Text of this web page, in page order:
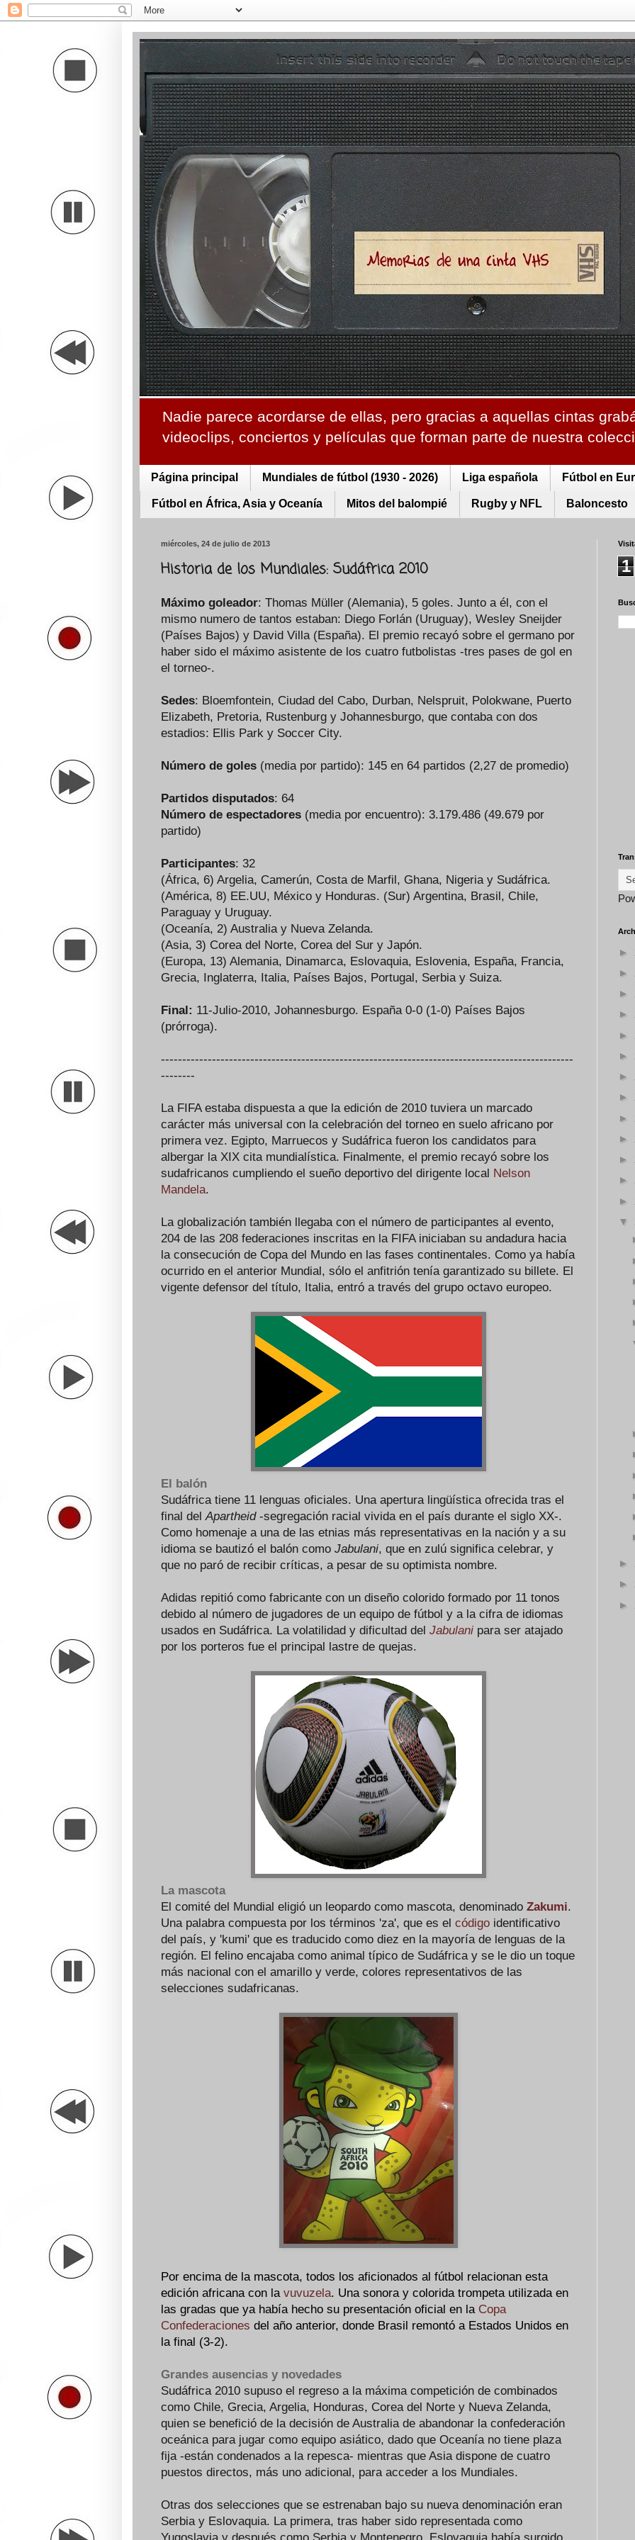
Nadie parece acordarse de ellas, pero gracias a aquellas cintas
videoclips, conciertos y películas que forman parte de nuestra
Página principal Mundiales de fútbol (1930 - 2026) Liga española Fútbol en
Fútbol en África, Asia y Oceanía Mitos del balompié Rugby y NFL Baloncesto
miércoles, 24 de julio de 2013
Historia de los Mundiales: Sudáfrica 2010
Máximo goleador: Thomas Müller (Alemania), 5 goles. Junto a él, con el
mismo numero de tantos estaban: Diego Forlán (Uruguay), Wesley Sneijder
(Países Bajos) y David Villa (España). El premio recayó sobre el germano por
haber sido el máximo asistente de los cuatro futbolistas -tres pases de gol en
el torneo-.
Sedes: Bloemfontein, Ciudad del Cabo, Durban, Nelspruit, Polokwane, Puerto
Elizabeth, Pretoria, Rustenburg y Johannesburgo, que contaba con dos
estadios: Ellis Park y Soccer City.
Número de goles (media por partido): 145 en 64 partidos (2,27 de promedio)
Partidos disputados: 64
Número de espectadores (media por encuentro): 3.179.486 (49.679 por
partido)
Participantes: 32
(África, 6) Argelia, Camerún, Costa de Marfil, Ghana, Nigeria y Sudáfrica.
(América, 8) EE.UU, México y Honduras. (Sur) Argentina, Brasil, Chile,
Paraguay y Uruguay.
(Oceanía, 2) Australia y Nueva Zelanda.
(Asia, 3) Corea del Norte, Corea del Sur y Japón.
(Europa, 13) Alemania, Dinamarca, Eslovaquia, Eslovenia, España, Francia,
Grecia, Inglaterra, Italia, Países Bajos, Portugal, Serbia y Suiza.
Final: 11-Julio-2010, Johannesburgo. España 0-0 (1-0) Países Bajos
(prórroga).
-------------------------------------------------------------------------------------------------
--------
La FIFA estaba dispuesta a que la edición de 2010 tuviera un marcado
carácter más universal con la celebración del torneo en suelo africano por
primera vez. Egipto, Marruecos y Sudáfrica fueron los candidatos para
albergar la XIX cita mundialística. Finalmente, el premio recayó sobre los
sudafricanos cumpliendo el sueño deportivo del dirigente local Nelson
Mandela.
La globalización también llegaba con el número de participantes al evento,
204 de las 208 federaciones inscritas en la FIFA iniciaban su andadura hacia
la consecución de Copa del Mundo en las fases continentales. Como ya había
ocurrido en el anterior Mundial, sólo el anfitrión tenía garantizado su billete. El
vigente defensor del título, Italia, entró a través del grupo octavo europeo.
El balón
Sudáfrica tiene 11 lenguas oficiales. Una apertura lingüística ofrecida tras el
final del Apartheid-segregación racial vivida en el país durante el siglo XX-.
Como homenaje a una de las etnias más representativas en la nación y a su
idioma se bautizó el balón como Jabulani, que en zulú significa celebrar, y
que no paró de recibir críticas, a pesar de su optimista nombre.
Adidas repitió como fabricante con un diseño colorido formado por 11 tonos
debido al número de jugadores de un equipo de fútbol y a la cifra de idiomas
usados en Sudáfrica. La volatilidad y dificultad del Jabulani para ser atajado
por los porteros fue el principal lastre de quejas.
La mascota
El comité del Mundial eligió un leopardo como mascota, denominado Zakumi.
Una palabra compuesta por los términos 'za', que es el código identificativo
del país, y 'kumi' que es traducido como diez en la mayoría de lenguas de la
región. El felino encajaba como animal típico de Sudáfrica y se le dio un toque
más nacional con el amarillo y verde, colores representativos de las
selecciones sudafricanas.
Por encima de la mascota, todos los aficionados al fútbol relacionan esta
edición africana con la vuvuzela. Una sonora y colorida trompeta utilizada en
las gradas que ya había hecho su presentación oficial en la Copa
Confederaciones del año anterior, donde Brasil remontó a Estados Unidos en
la final (3-2).
Grandes ausencias y novedades
Sudáfrica 2010 supuso el regreso a la máxima competición de combinados
como Chile, Grecia, Argelia, Honduras, Corea del Norte y Nueva Zelanda,
quien se benefició de la decisión de Australia de abandonar la confederación
oceánica para jugar como equipo asiático, dado que Oceanía no tiene plaza
fija -están condenados a la repesca- mientras que Asia dispone de cuatro
puestos directos, más uno adicional, para acceder a los Mundiales.
Otras dos selecciones que se estrenaban bajo su nueva denominación eran
Serbia y Eslovaquia. La primera, tras haber sido representada como
Yugoslavia y después como Serbia y Montenegro. Eslovaquia había surgido
1
►
►
►
►
►
►
►
►
►
►
►
►
►
▼
►
►
►